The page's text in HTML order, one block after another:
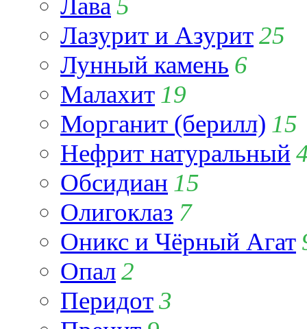
Лазурит и Азурит25
Лунный камень 6
Малахит 19
Морганит (берилл) 15
Нефрит натуральный
Обсидиан 15
Олигоклаз 7
Оникс и Чёрный Агат
Опал2
Перидот3